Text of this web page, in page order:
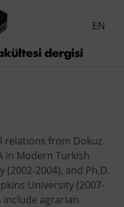
EN
relations from Dokuz
in Modern Turkish
2004), and Ph.D.
University (2007-
include agrarian